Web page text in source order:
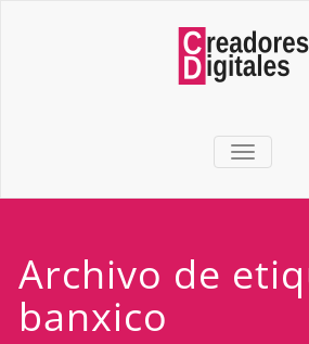
TOGGLE
Archivo de
banxico